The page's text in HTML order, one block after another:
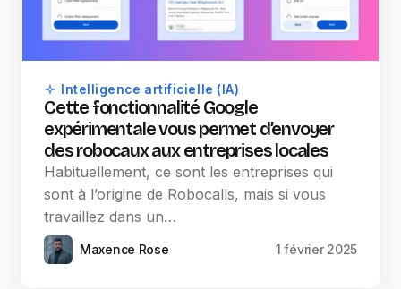
Intelligence artificielle (IA)
Cette fonctionnalité Google
expérimentale vous permet d’envoyer
des robocaux aux entreprises locales
Habituellement, ce sont les entreprises qui
sont à l’origine de Robocalls, mais si vous
travaillez dans un…
Maxence Rose 1 février 2025